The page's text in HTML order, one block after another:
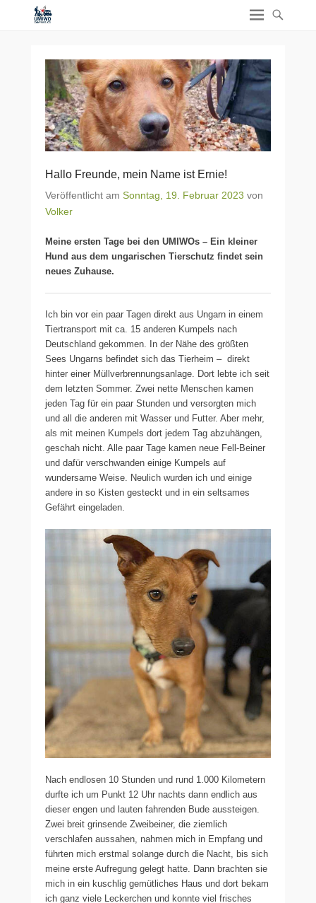
Hallo Freunde, mein Name ist Ernie!
Veröffentlicht am Sonntag, 19. Februar 2023 von
Volker
Meine ersten Tage bei den UMIWOs – Ein kleiner
Hund aus dem ungarischen Tierschutz findet sein
neues Zuhause.
Ich bin vor ein paar Tagen direkt aus Ungarn in einem
Tiertransport mit ca. 15 anderen Kumpels nach
Deutschland gekommen. In der Nähe des größten
Sees Ungarns befindet sich das Tierheim – direkt
hinter einer Müllverbrennungsanlage. Dort lebte ich seit
dem letzten Sommer. Zwei nette Menschen kamen
jeden Tag für ein paar Stunden und versorgten mich
und all die anderen mit Wasser und Futter. Aber mehr,
als mit meinen Kumpels dort jedem Tag abzuhängen,
geschah nicht. Alle paar Tage kamen neue Fell-Beiner
und dafür verschwanden einige Kumpels auf
wundersame Weise. Neulich wurden ich und einige
andere in so Kisten gesteckt und in ein seltsames
Gefährt eingeladen.
Nach endlosen 10 Stunden und rund 1.000 Kilometern
durfte ich um Punkt 12 Uhr nachts dann endlich aus
dieser engen und lauten fahrenden Bude aussteigen.
Zwei breit grinsende Zweibeiner, die ziemlich
verschlafen aussahen, nahmen mich in Empfang und
führten mich erstmal solange durch die Nacht, bis sich
meine erste Aufregung gelegt hatte. Dann brachten sie
mich in ein kuschlig gemütliches Haus und dort bekam
ich ganz viele Leckerchen und konnte viel frisches